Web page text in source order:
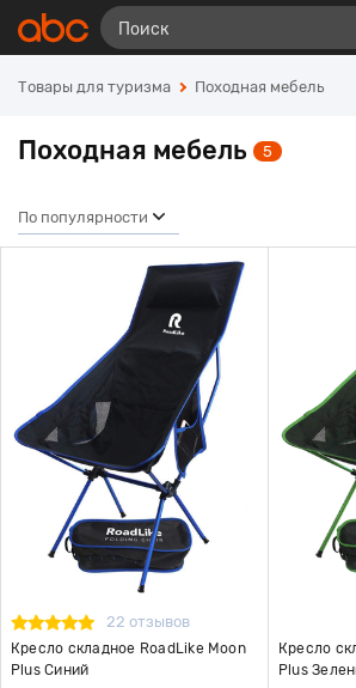
Товары для туризма Походная мебель
Походная мебель 5
По популярности
22 отзывов
Кресло складное RoadLike Moon
Plus Синий
Кресло
Plus